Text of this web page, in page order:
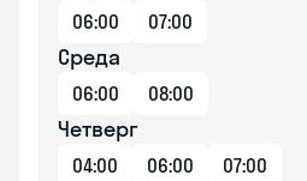
06:00 07:00
Среда
06:00 08:00
Четверг
04:00 06:00 07:00